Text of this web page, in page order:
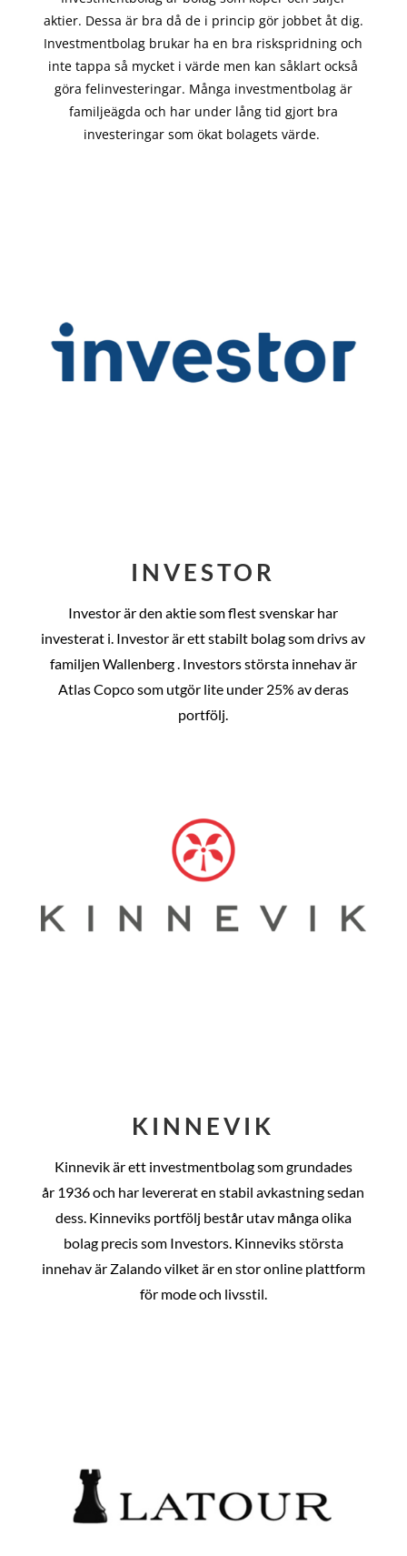
aktier. Dessa är bra då de i princip görjobbet åt dig.
Investmentbolag brukar ha en bra riskspridning och
inte tappa så mycket i värde men kan såklart också
göra felinvesteringar. Många investmentbolag är
familjeägda och har under lång tid gjort bra
investeringar som ökat bolagets värde.
INVESTOR
Investor är den aktie som flest svenskar har
investerat i. Investor är ett stabilt bolag som drivs av
familjen Wallenberg . Investors största innehav är
Atlas Copco som utgör lite under 25% av deras
portfölj.
KINNEVIK
Kinnevik är ett investmentbolag som grundades
år 1936 och har levererat en stabil avkastning sedan
dess. Kinneviks portfölj består utav många olika
bolag precis som Investors. Kinneviks största
innehav är Zalando vilket är en stor online plattform
för mode och livsstil.